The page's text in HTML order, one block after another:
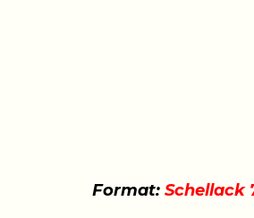
Format:Schellack